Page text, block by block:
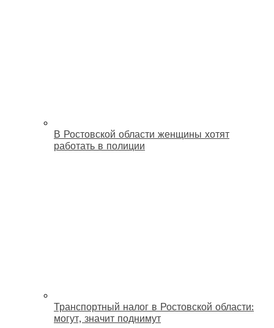
В Ростовской области женщины хотят
работать в полиции
Транспортный налог в Ростовской области:
могут, значит поднимут